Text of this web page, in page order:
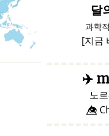
달
과학
[지금
✈️
노
👁️⃤